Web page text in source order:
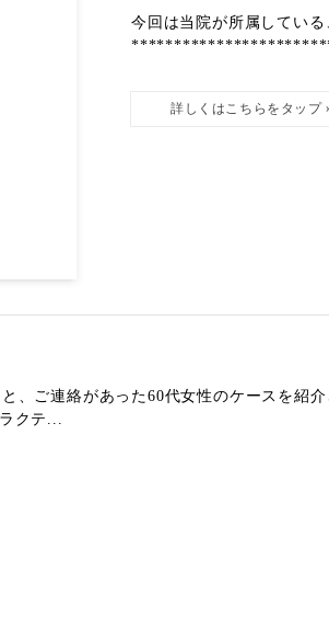
今回は当院が所属してい
**************************
、ご連絡があった60代女性のケースを紹
クテ...